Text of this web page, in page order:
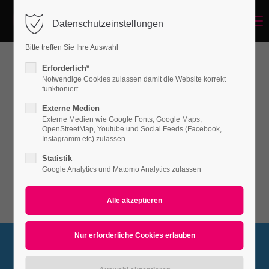
Login
Passwort
Anmelden
Lost your password?
Support
Lorem ipsum dolor sit amet:
Fancy Dividers
Lorem ipsum dolor sit amet, consectetuer
adipiscing elit. Aenean commodo ligula eget
Datenschutzeinstellungen
Bitte treffen Sie Ihre Auswahl
Erforderlich*
Notwendige Cookies zulassen damit die Website korrekt
funktioniert
Externe Medien
Externe Medien wie Google Fonts, Google Maps,
OpenStreetMap, Youtube und Social Feeds (Facebook,
Instagramm etc) zulassen
Statistik
Google Analytics und Matomo Analytics zulassen